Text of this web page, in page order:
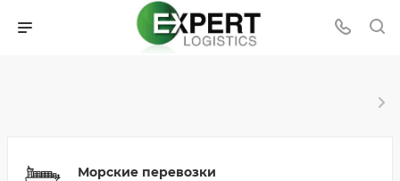
Морские перевозки